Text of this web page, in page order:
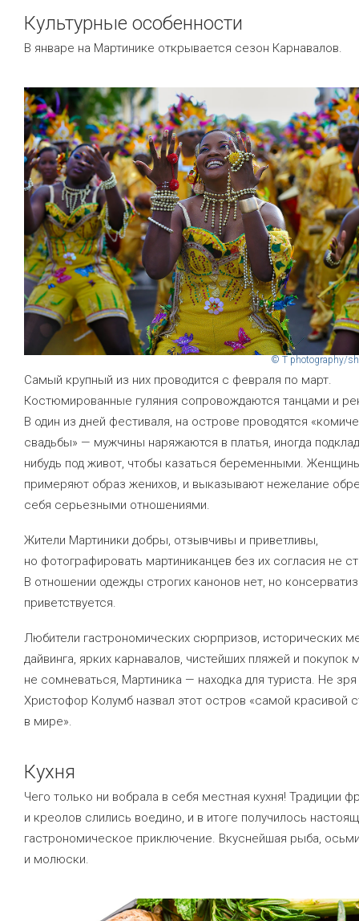
Культурные особенности
В январе на Мартинике открывается сезон Карнавалов.
© T photography/
Самый крупный из них проводится с февраля по март.
Костюмированные гуляния сопровождаются танцами и
В один из дней фестиваля, на острове проводятся
свадьбы» — мужчины наряжаются в платья, иногда
нибудь под живот, чтобы казаться беременными.
примеряют образ женихов, и выказывают нежелание
себя серьезными отношениями.
Жители Мартиники добры, отзывчивы и приветливы,
но фотографировать мартиниканцев без их согласия не
В отношении одежды строгих канонов нет, но
приветствуется.
Любители гастрономических сюрпризов, исторических
дайвинга, ярких карнавалов, чистейших пляжей и покупок
не сомневаться, Мартиника — находка для туриста. Не
Христофор Колумб назвал этот остров «самой красивой
в мире».
Кухня
Чего только ни вобрала в себя местная кухня! Традиции
и креолов слились воедино, и в итоге получилось
гастрономическое приключение. Вкуснейшая рыба,
и молюски.